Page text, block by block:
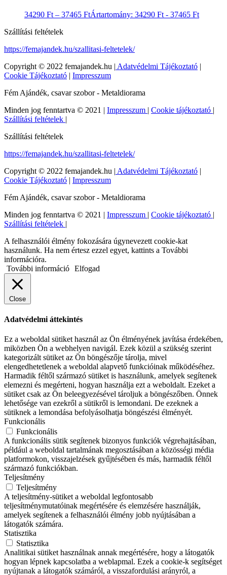
34290 Ft – 37465 FtÁrtartomány: 34290 Ft - 37465 Ft
Szállítási feltételek
https://femajandek.hu/szallitasi-feltetelek/
Copyright © 2022 femajandek.hu | Adatvédelmi Tájékoztató |
Cookie Tájékoztató | Impresszum
Fém Ajándék, csavar szobor - Metaldiorama
Minden jog fenntartva © 2021 | Impresszum | Cookie tájékoztató |
Szállítási feltételek |
Szállítási feltételek
https://femajandek.hu/szallitasi-feltetelek/
Copyright © 2022 femajandek.hu | Adatvédelmi Tájékoztató |
Cookie Tájékoztató | Impresszum
Fém Ajándék, csavar szobor - Metaldiorama
Minden jog fenntartva © 2021 | Impresszum | Cookie tájékoztató |
Szállítási feltételek |
A felhasználói élmény fokozására úgynevezett cookie-kat
használunk. Ha nem értesz ezzel egyet, kattints a További
információra.
További információ Elfogad
Close
Adatvédelmi áttekintés
Ez a weboldal sütiket használ az Ön élményének javítása érdekében,
miközben Ön a webhelyen navigál. Ezek közül a szükség szerint
kategorizált sütiket az Ön böngészője tárolja, mivel
elengedhetetlenek a weboldal alapvető funkcióinak működéséhez.
Harmadik féltől származó sütiket is használunk, amelyek segítenek
elemezni és megérteni, hogyan használja ezt a weboldalt. Ezeket a
sütiket csak az Ön beleegyezésével tároljuk a böngészőben. Önnek
lehetősége van ezekről a sütikről is lemondani. De ezeknek a
sütiknek a lemondása befolyásolhatja böngészési élményét.
Funkcionális
Funkcionális
A funkcionális sütik segítenek bizonyos funkciók végrehajtásában,
például a weboldal tartalmának megosztásában a közösségi média
platformokon, visszajelzések gyűjtésében és más, harmadik féltől
származó funkciókban.
Teljesítmény
Teljesítmény
A teljesítmény-sütiket a weboldal legfontosabb
teljesítménymutatóinak megértésére és elemzésére használják,
amelyek segítenek a felhasználói élmény jobb nyújtásában a
látogatók számára.
Statisztika
Statisztika
Analitikai sütiket használnak annak megértésére, hogy a látogatók
hogyan lépnek kapcsolatba a weblapmal. Ezek a cookie-k segítséget
nyújtanak a látogatók számáról, a visszafordulási arányról, a